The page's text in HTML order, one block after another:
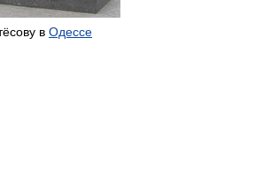
в Одессе